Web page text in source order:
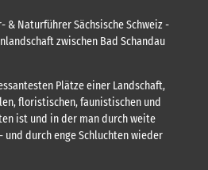
& Naturführer Sächsische Schweiz -
zwischen Bad Schandau
Plätze einer Landschaft,
floristischen, faunistischen und
ist und in der man durch weite
durch enge Schluchten wieder